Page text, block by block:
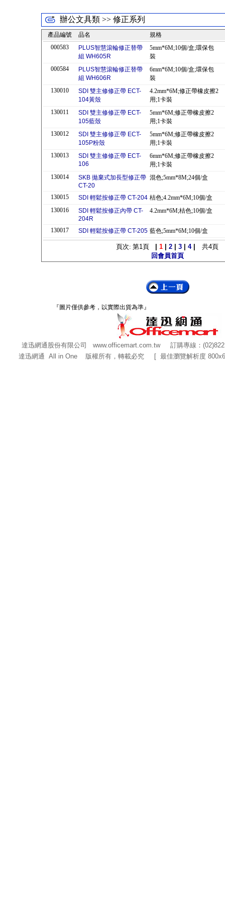
辦公文具類 >> 修正系列
產品編號 品名
規格
000583
PLUS智慧滾輪修正替帶
組 WH605R
5mm*6M;10個/盒;環保包
裝
000584
PLUS智慧滾輪修正替帶
組 WH606R
6mm*6M;10個/盒;環保包
裝
130010
SDI 雙主修修正帶 ECT-
104黃殼
4.2mm*6M;修正帶橡皮擦2
用;1卡裝
130011
SDI 雙主修修正帶 ECT-
105藍殼
5mm*6M;修正帶橡皮擦2
用;1卡裝
130012
SDI 雙主修修正帶 ECT-
105P粉殼
5mm*6M;修正帶橡皮擦2
用;1卡裝
130013
SDI 雙主修修正帶 ECT-
106
6mm*6M;修正帶橡皮擦2
用;1卡裝
130014
SKB 拋棄式加長型修正帶
CT-20
混色;5mm*8M;24個/盒
130015 SDI 輕鬆按修正帶 CT-204 桔色;4.2mm*6M;10個/盒
130016
SDI 輕鬆按修正內帶 CT-
204R
4.2mm*6M;桔色;10個/盒
130017 SDI 輕鬆按修正帶 CT-205 藍色;5mm*6M;10個/盒
頁次: 第1頁 1 2 3 4| 共4頁
回會員首頁
『圖片僅供參考，以實際出貨為準』
達迅網通股份有限公司 www.officemart.com.tw訂購專線：
達迅網通 All in One 版權所有，轉載必究 [ 最佳瀏覽解析度